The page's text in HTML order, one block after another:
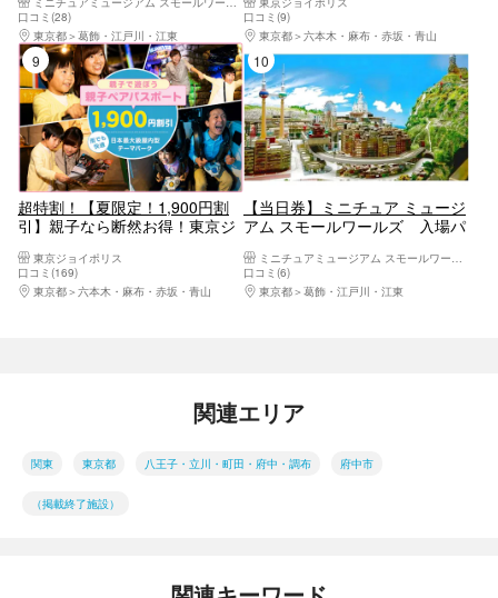
口コミ(28)
東京都
葛飾・江戸川・江東
ン1日乗り放題）
口コミ(9)
東京都
六本木・麻布・赤坂・青山
9位
超特割！【夏限定！1,900円割
引】親子なら断然お得！東京ジ
東京ジョイポリス
口コミ(169)
東京都
六本木・麻布・赤坂・青山
10位
【当日券】ミニチュア ミュージ
アム スモールワールズ 入場パ
口コミ(6)
東京都
葛飾・江戸川・江東
関連エリア
関東 東京都 八王子・立川・町田・府中・調布 府中市
（掲載終了施設）